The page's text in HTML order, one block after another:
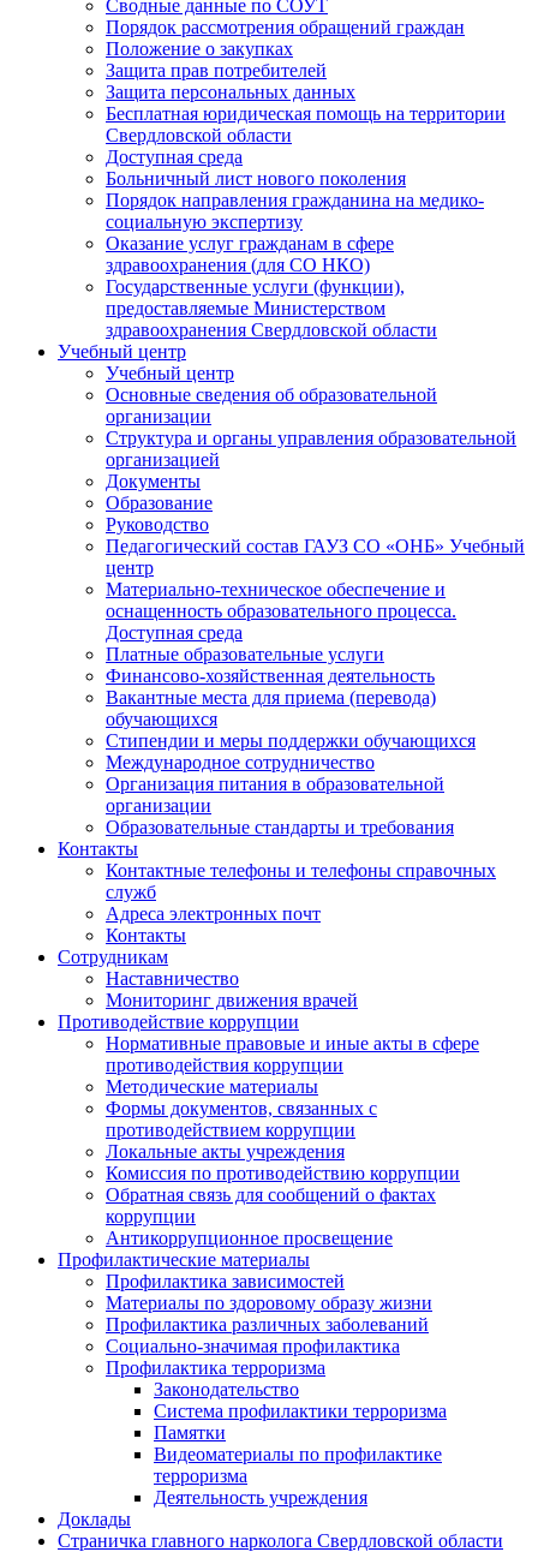
Сводные данные по СОУТ
Порядок рассмотрения обращений граждан
Положение о закупках
Защита прав потребителей
Защита персональных данных
Бесплатная юридическая помощь на территории
Свердловской области
Доступная среда
Больничный лист нового поколения
Порядок направления гражданина на медико-
социальную экспертизу
Оказание услуг гражданам в сфере
здравоохранения (для СО НКО)
Государственные услуги (функции),
предоставляемые Министерством
здравоохранения Свердловской области
Учебный центр
Учебный центр
Основные сведения об образовательной
организации
Структура и органы управления образовательной
организацией
Документы
Образование
Руководство
Педагогический состав ГАУЗ СО «ОНБ» Учебный
центр
Материально-техническое обеспечение и
оснащенность образовательного процесса.
Доступная среда
Платные образовательные услуги
Финансово-хозяйственная деятельность
Вакантные места для приема (перевода)
обучающихся
Стипендии и меры поддержки обучающихся
Международное сотрудничество
Организация питания в образовательной
организации
Образовательные стандарты и требования
Контакты
Контактные телефоны и телефоны справочных
служб
Адреса электронных почт
Контакты
Сотрудникам
Наставничество
Мониторинг движения врачей
Противодействие коррупции
Нормативные правовые и иные акты в сфере
противодействия коррупции
Методические материалы
Формы документов, связанных с
противодействием коррупции
Локальные акты учреждения
Комиссия по противодействию коррупции
Обратная связь для сообщений о фактах
коррупции
Антикоррупционное просвещение
Профилактические материалы
Профилактика зависимостей
Материалы по здоровому образу жизни
Профилактика различных заболеваний
Социально-значимая профилактика
Профилактика терроризма
Законодательство
Система профилактики терроризма
Памятки
Видеоматериалы по профилактике
терроризма
Деятельность учреждения
Доклады
Страничка главного нарколога Свердловской области